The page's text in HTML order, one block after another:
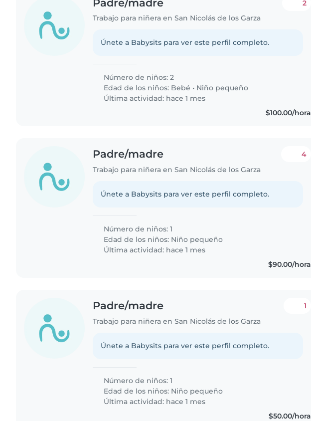
Padre/madre
Trabajo para niñera en San Nicolás de los Garza
2
Únete a Babysits para ver este perfil completo.
Número de niños: 2
Edad de los niños: Bebé • Niño pequeño
Última actividad: hace 1 mes
$100.00/hora
Padre/madre
Trabajo para niñera en San Nicolás de los Garza
4
Únete a Babysits para ver este perfil completo.
Número de niños: 1
Edad de los niños: Niño pequeño
Última actividad: hace 1 mes
$90.00/hora
Padre/madre
Trabajo para niñera en San Nicolás de los Garza
1
Únete a Babysits para ver este perfil completo.
Número de niños: 1
Edad de los niños: Niño pequeño
Última actividad: hace 1 mes
$50.00/hora